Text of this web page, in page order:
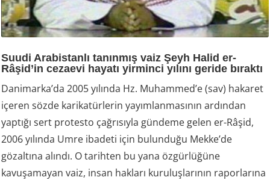
Suudi Arabistanlı tanınmış vaiz Şeyh Halid er-
Râşid’in cezaevi hayatı yirminci yılını geride bıraktı
Danimarka’da 2005 yılında Hz. Muhammed’e (sav) hakaret
içeren sözde karikatürlerin yayımlanmasının ardından
yaptığı sert protesto çağrısıyla gündeme gelen er-Râşid,
2006 yılında Umre ibadeti için bulunduğu Mekke’de
gözaltına alındı. O tarihten bu yana özgürlüğüne
kavuşamayan vaiz, insan hakları kuruluşlarının raporlarına